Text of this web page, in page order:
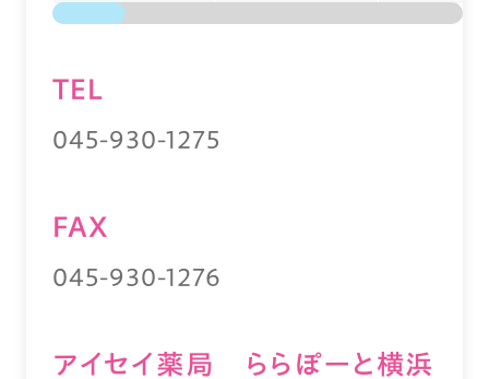
TEL
045-930-1275
FAX
045-930-1276
アイセイ薬局 ららぽーと横浜